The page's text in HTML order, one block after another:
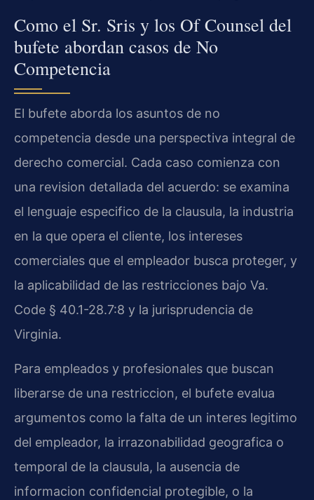
Como el Sr. Sris y los Of Counsel del
bufete abordan casos de No
Competencia
El bufete aborda los asuntos de no
competencia desde una perspectiva integral de
derecho comercial. Cada caso comienza con
una revision detallada del acuerdo: se examina
el lenguaje especifico de la clausula, la industria
en la que opera el cliente, los intereses
comerciales que el empleador busca proteger, y
la aplicabilidad de las restricciones bajo Va.
Code § 40.1-28.7:8 y la jurisprudencia de
Virginia.
Para empleados y profesionales que buscan
liberarse de una restriccion, el bufete evalua
argumentos como la falta de un interes legitimo
del empleador, la irrazonabilidad geografica o
temporal de la clausula, la ausencia de
informacion confidencial protegible, o la